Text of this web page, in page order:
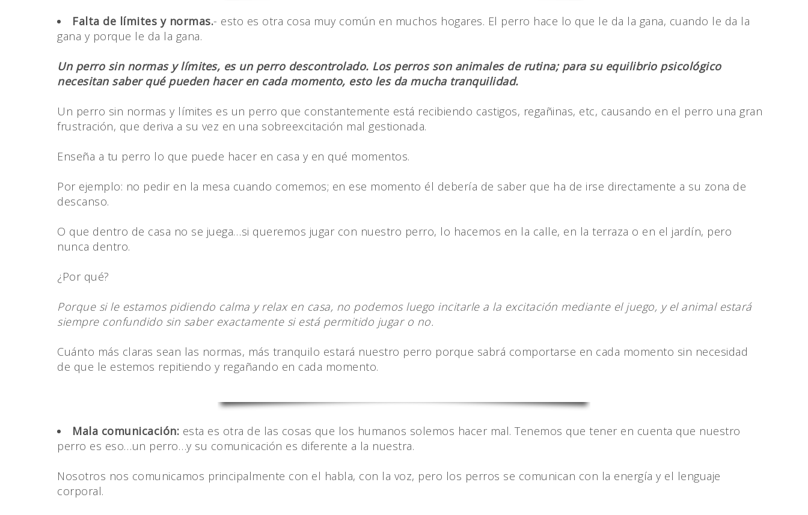
Falta de límites y normas.- esto es otra cosa muy común en muchos hogares. El perro hace lo que le da la gana, cuando le da la
gana y porque le da la gana.
Un perro sin normas y límites, es un perro descontrolado. Los perros son animales de rutina; para su equilibrio psicológico
necesitan saber qué pueden hacer en cada momento, esto les da mucha tranquilidad.
Un perro sin normas y límites es un perro que constantemente está recibiendo castigos, regañinas, etc, causando en el perro una gran
frustración, que deriva a su vez en una sobreexcitación mal gestionada.
Enseña a tu perro lo que puede hacer en casa y en qué momentos.
Por ejemplo: no pedir en la mesa cuando comemos; en ese momento él debería de saber que ha de irse directamente a su zona de
descanso.
O que dentro de casa no se juega…si queremos jugar con nuestro perro, lo hacemos en la calle, en la terraza o en el jardín, pero
nunca dentro.
¿Por qué?
Porque si le estamos pidiendo calma y relax en casa, no podemos luego incitarle a la excitación mediante el juego, y el animal estará
siempre confundido sin saber exactamente si está permitido jugar o no.
Cuánto más claras sean las normas, más tranquilo estará nuestro perro porque sabrá comportarse en cada momento sin necesidad
de que le estemos repitiendo y regañando en cada momento.
Mala comunicación: esta es otra de las cosas que los humanos solemos hacer mal. Tenemos que tener en cuenta que nuestro
perro es eso…un perro…y su comunicación es diferente a la nuestra.
Nosotros nos comunicamos principalmente con el habla, con la voz, pero los perros se comunican con la energía y el lenguaje
corporal.